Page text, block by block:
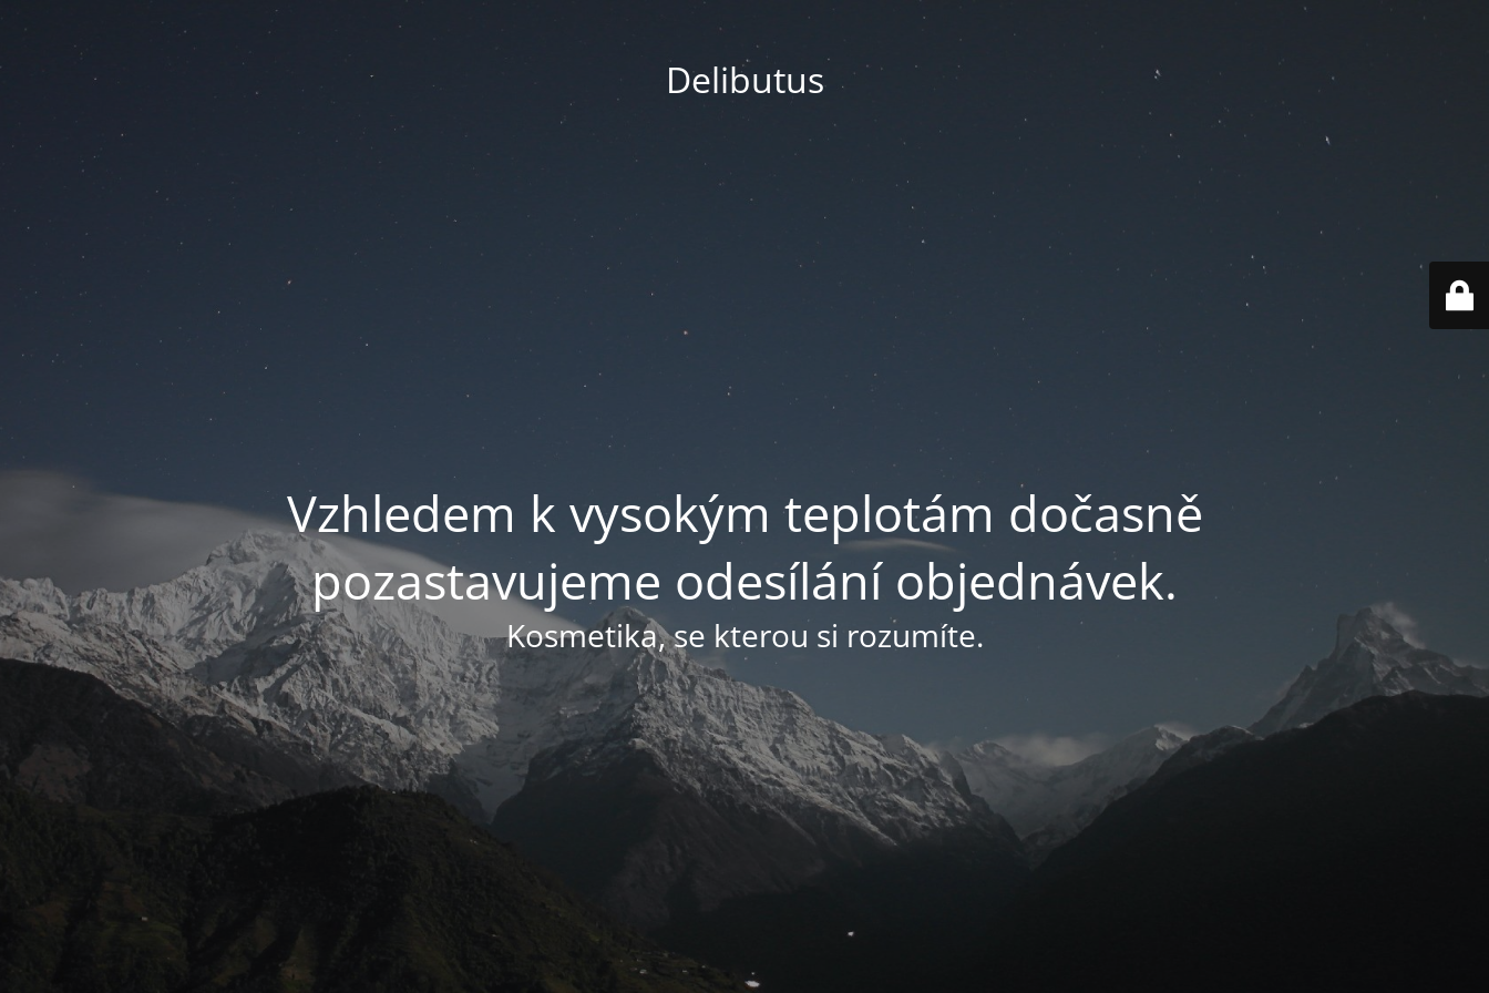
Delibutus
Vzhledem k vysokým teplotám dočasně
pozastavujeme odesílání objednávek.
Kosmetika, se kterou si rozumíte.